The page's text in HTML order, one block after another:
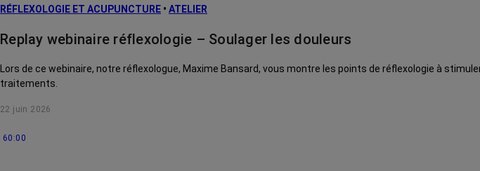
RÉFLEXOLOGIE ET ACUPUNCTURE • ATELIER
Replay webinaire réflexologie – Soulager les douleurs
Lors de ce webinaire, notre réflexologue, Maxime Bansard, vous montre les points de réflexologie à
traitements.
22 juin 2026
60:00